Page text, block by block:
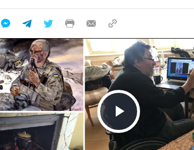
Play Video